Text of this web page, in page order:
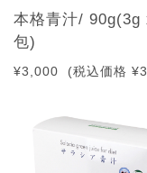
本格青汁/ 90g(3g
包)
¥3,000 (税込価格